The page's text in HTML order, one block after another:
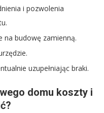
i pozwolenia
na budowę zamienną.
uzupełniając braki.
domu koszty i